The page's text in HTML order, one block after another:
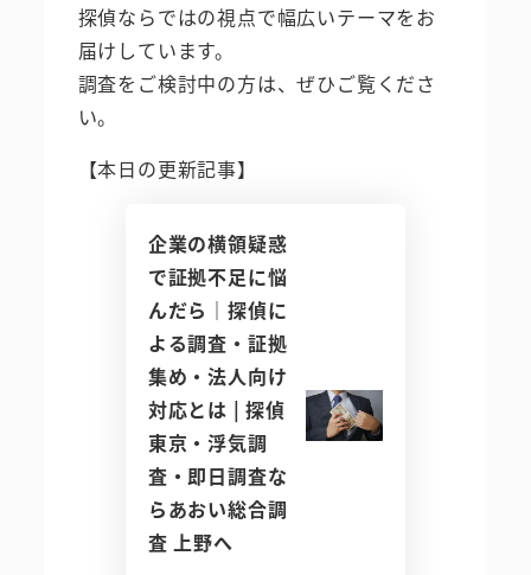
探偵ならではの視点で幅広いテーマをお
届けしています。
調査をご検討中の方は、ぜひご覧くださ
い。
【本日の更新記事】
企業の横領疑惑
で証拠不足に悩
んだら｜探偵に
よる調査・証拠
集め・法人向け
対応とは | 探偵
東京・浮気調
査・即日調査な
らあおい総合調
査 上野へ